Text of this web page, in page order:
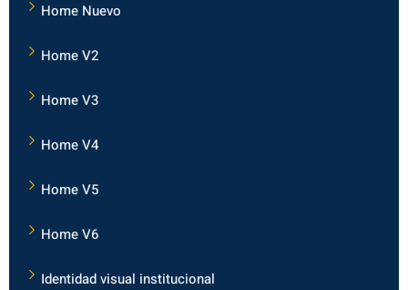
Home Nuevo
Home V2
Home V3
Home V4
Home V5
Home V6
Identidad visual institucional